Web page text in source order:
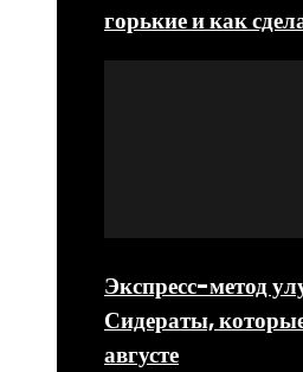
горькие и как
Экспресс-метод
Сидераты,
августе